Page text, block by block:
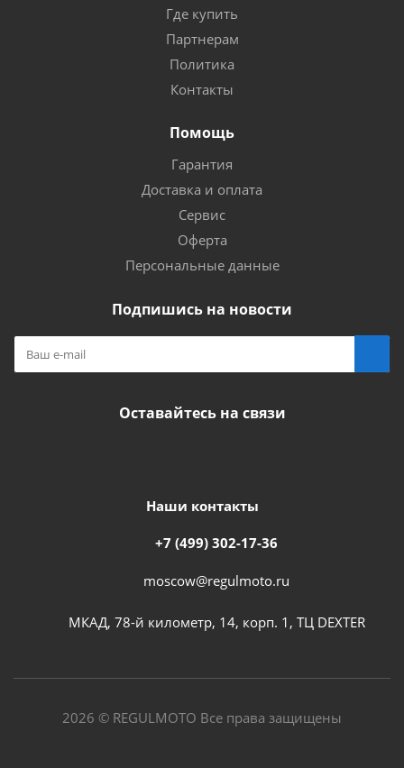
Где купить
Партнерам
Политика
Контакты
Помощь
Гарантия
Доставка и оплата
Сервис
Оферта
Персональные данные
Подпишись на новости
Оставайтесь на связи
Наши контакты
+7 (499) 302-17-36
moscow@regulmoto.ru
МКАД, 78-й километр, 14, корп. 1, ТЦ DEXTER
2026 © REGULMOTO Все права защищены